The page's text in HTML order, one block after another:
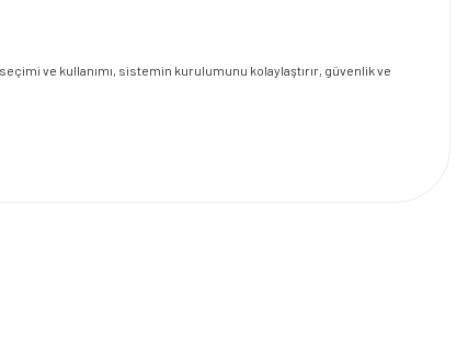
ve kullanımı, sistemin kurulumunu kolaylaştırır, güvenlik ve